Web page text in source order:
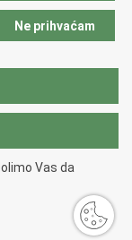
Ne prihvaćam
Vas da